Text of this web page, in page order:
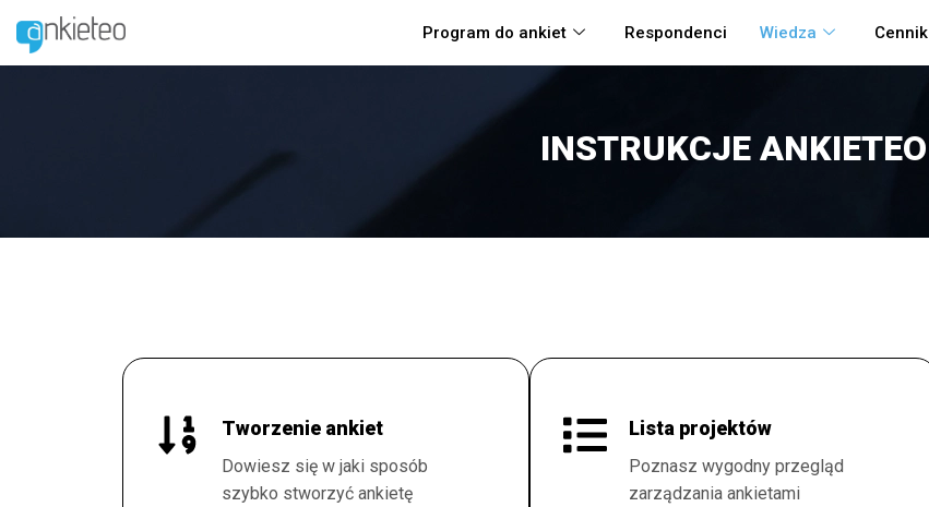
Program do ankiet Respondenci Wiedza Cennik
INSTRUKCJE ANKIETEO
Tworzenie ankiet
Dowiesz się w jaki sposób
szybko stworzyć ankietę
Lista projektów
Poznasz wygodny przegląd
zarządzania ankietami